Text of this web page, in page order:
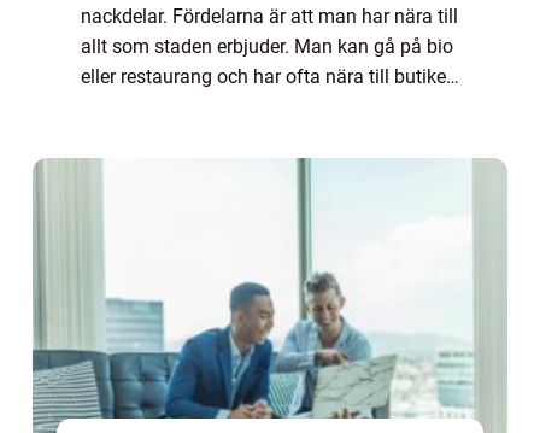
nackdelar. Fördelarna är att man har nära till
allt som staden erbjuder. Man kan gå på bio
eller restaurang och har ofta nära till butiker